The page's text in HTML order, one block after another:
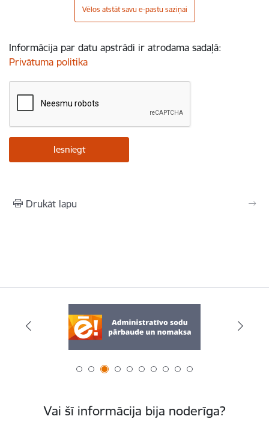
Vēlos atstāt savu e-pastu saziņai
Informācija par datu apstrādi ir atrodama sadaļā:
Privātuma politika
Drukāt lapu
Vai šī informācija bija noderīga?